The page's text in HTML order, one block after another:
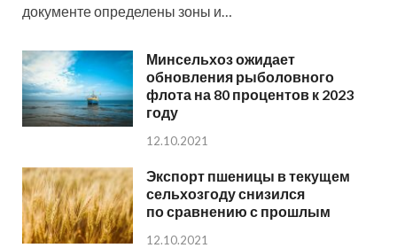
документе определены зоны и…
Минсельхоз ожидает
обновления рыболовного
флота на 80 процентов к 2023
году
12.10.2021
Экспорт пшеницы в текущем
сельхозгоду снизился
по сравнению с прошлым
12.10.2021